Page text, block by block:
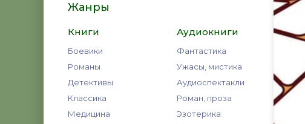
Жанры
Книги
Боевики
Романы
Детективы
Классика
Медицина
Аудиокниги
Фантастика
Ужасы, мистика
Аудиоспектакли
Роман, проза
Эзотерика